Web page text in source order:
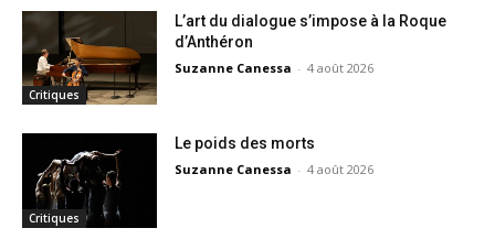
Critiques
L’art du dialogue s’impose à la Roque
d’Anthéron
Suzanne Canessa - 4 août 2026
Critiques
Le poids des morts
Suzanne Canessa - 4 août 2026